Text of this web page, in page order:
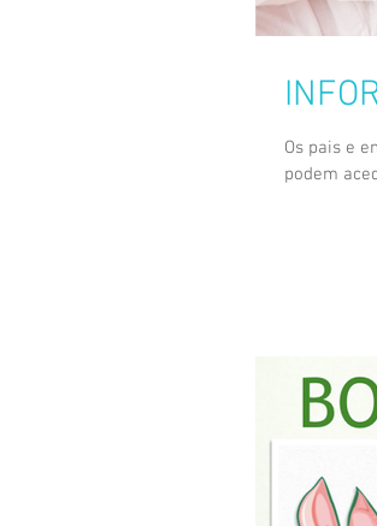
Os pais e
podem